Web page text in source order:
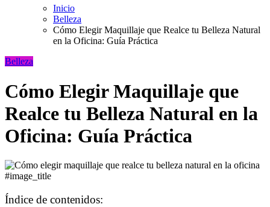
Inicio
Belleza
Cómo Elegir Maquillaje que Realce tu Belleza Natural
en la Oficina: Guía Práctica
Belleza
Cómo Elegir Maquillaje que
Realce tu Belleza Natural en la
Oficina: Guía Práctica
#image_title
Índice de contenidos: